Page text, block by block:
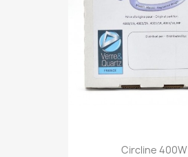
Circline 400W